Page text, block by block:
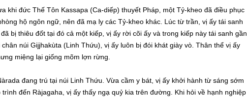
khi đức Thế Tôn Kassapa (Ca-diếp) thuyết Pháp, một Tỷ-kheo đã điều phục
hộ ngôn ngữ, nên đã mạ ly các Tỷ-kheo khác. Lúc từ trần, vị ấy tái sanh
bị thiêu đốt tại đó cả một kiếp, vị ấy rời cõi ấy và trong kiếp này tái sanh gần
núi Gijjhakùta (Linh Thứu), vị ấy luôn bị đói khát giày vò. Thân thể vị ấy
miệng lại giống mõm lợn rừng.
đang trú tại núi Linh Thứu. Vừa cầm y bát, vị ấy khởi hành từ sáng sớm
đến Ràjagaha, vị ấy thấy ngạ quỷ kia trên đường. Khi hỏi về hạnh nghiệp